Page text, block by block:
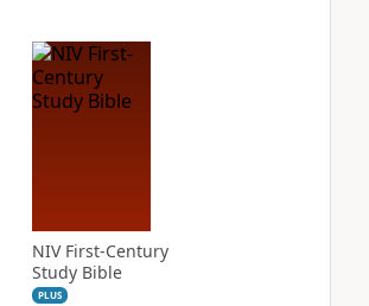
NIV First-Century
Study Bible
PLUS